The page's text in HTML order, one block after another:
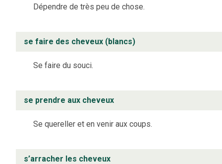
Dépendre de très peu de chose.
se faire des cheveux (blancs)
Se faire du souci.
se prendre aux cheveux
Se quereller et en venir aux coups.
s’arracher les cheveux